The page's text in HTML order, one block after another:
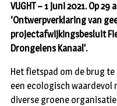
VUGHT – 1 juni 2021. Op
‘Ontwerpverklaring van
projectafwijkingsbesluit
Drongelens Kanaal’.
Het fietspad om de brug
een ecologisch waardevol
diverse groene